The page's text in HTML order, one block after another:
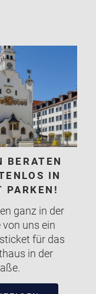
BERATEN
IN
PARKEN!
ganz in der
von uns ein
für das
in der